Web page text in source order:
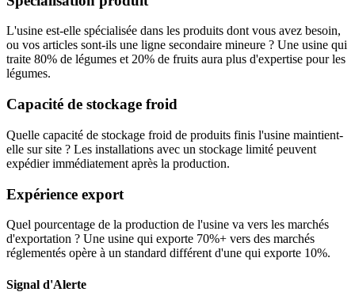
L'usine est-elle spécialisée dans les produits dont vous avez besoin,
ou vos articles sont-ils une ligne secondaire mineure ? Une usine qui
traite 80% de légumes et 20% de fruits aura plus d'expertise pour les
légumes.
Capacité de stockage froid
Quelle capacité de stockage froid de produits finis l'usine maintient-
elle sur site ? Les installations avec un stockage limité peuvent
expédier immédiatement après la production.
Expérience export
Quel pourcentage de la production de l'usine va vers les marchés
d'exportation ? Une usine qui exporte 70%+ vers des marchés
réglementés opère à un standard différent d'une qui exporte 10%.
Signal d'Alerte